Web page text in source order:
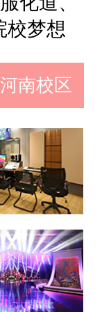
校梦想
河南校区